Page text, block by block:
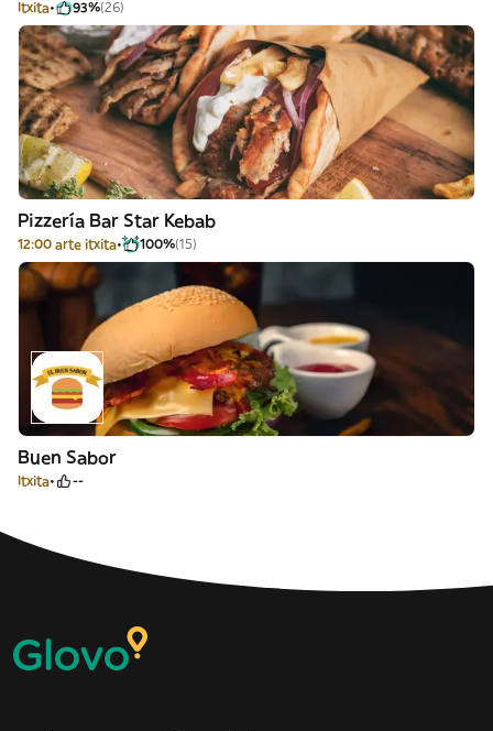
Itxita 93%(26)
Pizzería Bar Star Kebab
12:00 arte itxita 100%(15)
Buen Sabor
Itxita --